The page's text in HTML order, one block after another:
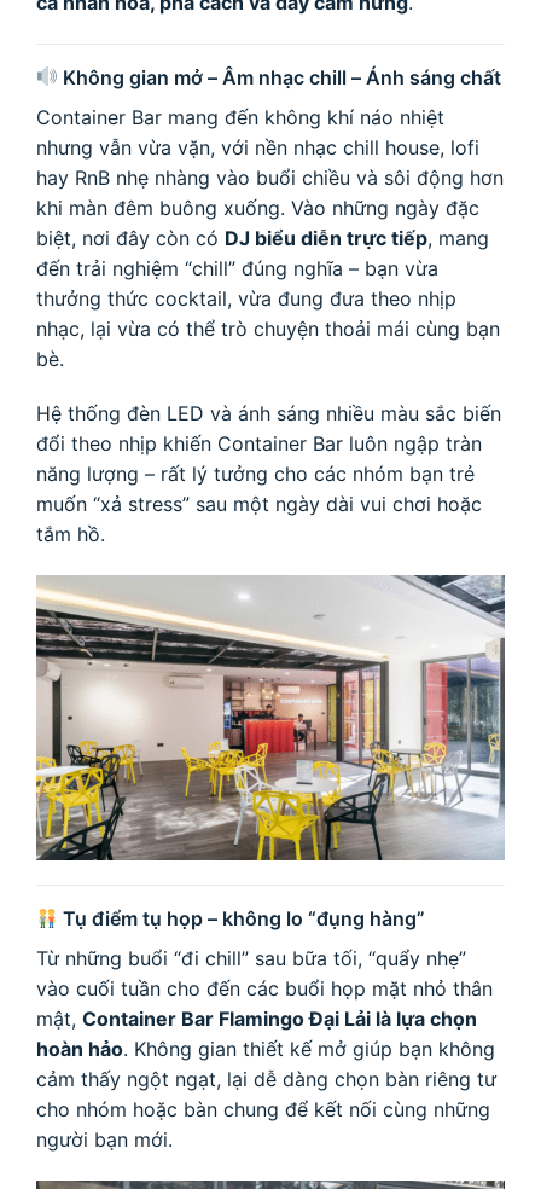
Không gian mở – Âm nhạc chill – Ánh sáng chất
Container Bar mang đến không khí náo nhiệt
nhưng vẫn vừa vặn, với nền nhạc chill house, lofi
hay RnB nhẹ nhàng vào buổi chiều và sôi động hơn
khi màn đêm buông xuống. Vào những ngày đặc
biệt, nơi đây còn có DJ biểu diễn trực tiếp, mang
đến trải nghiệm “chill” đúng nghĩa – bạn vừa
thưởng thức cocktail, vừa đung đưa theo nhịp
nhạc, lại vừa có thể trò chuyện thoải mái cùng bạn
bè.
Hệ thống đèn LED và ánh sáng nhiều màu sắc biến
đổi theo nhịp khiến Container Bar luôn ngập tràn
năng lượng – rất lý tưởng cho các nhóm bạn trẻ
muốn “xả stress” sau một ngày dài vui chơi hoặc
tắm hồ.
Tụ điểm tụ họp – không lo “đụng hàng”
Từ những buổi “đi chill” sau bữa tối, “quẩy nhẹ”
vào cuối tuần cho đến các buổi họp mặt nhỏ thân
mật, Container Bar Flamingo Đại Lải là lựa chọn
hoàn hảo. Không gian thiết kế mở giúp bạn không
cảm thấy ngột ngạt, lại dễ dàng chọn bàn riêng tư
cho nhóm hoặc bàn chung để kết nối cùng những
người bạn mới.